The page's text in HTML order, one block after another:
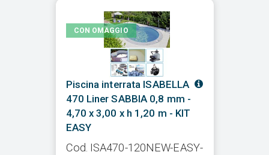
CON OMAGGIO
Piscina interrata ISABELLA
470 Liner SABBIA 0,8 mm -
4,70 x 3,00 x h 1,20 m - KIT
EASY
Cod. ISA470-120NEW-EASY-